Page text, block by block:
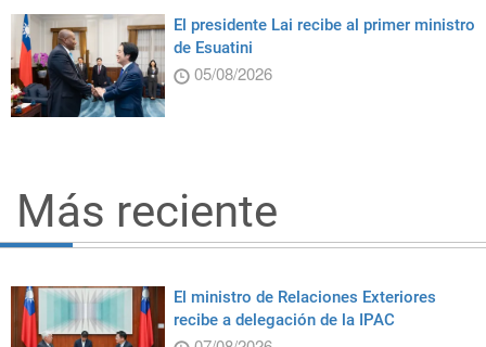
El presidente Lai recibe al primer ministro
de Esuatini
05/08/2026
Más reciente
El ministro de Relaciones Exteriores
recibe a delegación de la IPAC